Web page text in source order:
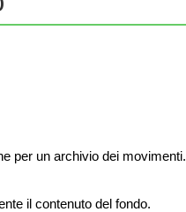
per un archivio dei movimenti.
il contenuto del fondo.